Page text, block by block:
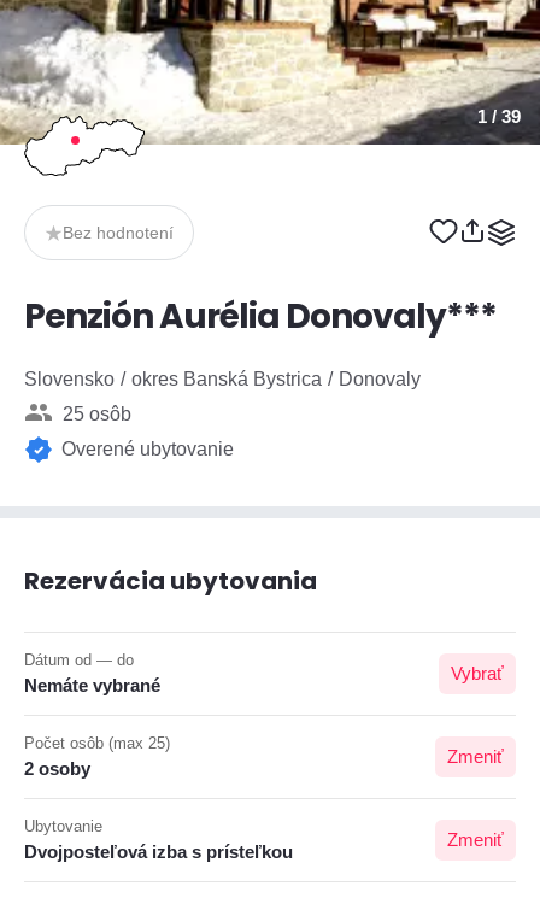
1 / 39
Bez hodnotení
Penzión Aurélia Donovaly***
Slovensko okres Banská Bystrica
Donovaly
25 osôb
Overené ubytovanie
Rezervácia ubytovania
Dátum od — do
Nemáte vybrané
Vybrať
Počet osôb (max 25)
2 osoby
Zmeniť
Ubytovanie
Dvojposteľová izba s prísteľkou
Zmeniť